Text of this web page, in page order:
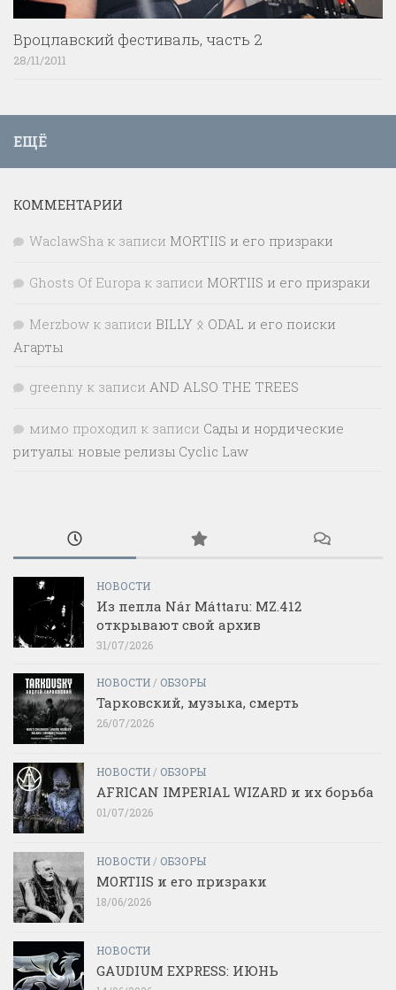
Вроцлавский фестиваль, часть 2
28/11/2011
ЕЩЁ
КОММЕНТАРИИ
WaclawSha к записи MORTIIS и его призраки
Ghosts Of Europa к записи MORTIIS и его призраки
Merzbow к записи BILLY ᛟ ODAL и его поиски
Агарты
greenny к записи AND ALSO THE TREES
мимо проходил к записи Сады и нордические
ритуалы: новые релизы Cyclic Law
НОВОСТИ
Из пепла Nár Máttaru: MZ.412
открывают свой архив
31/07/2026
НОВОСТИ / ОБЗОРЫ
Тарковский, музыка, смерть
26/07/2026
НОВОСТИ / ОБЗОРЫ
AFRICAN IMPERIAL WIZARD и их борьба
01/07/2026
НОВОСТИ / ОБЗОРЫ
MORTIIS и его призраки
18/06/2026
НОВОСТИ
GAUDIUM EXPRESS: ИЮНЬ